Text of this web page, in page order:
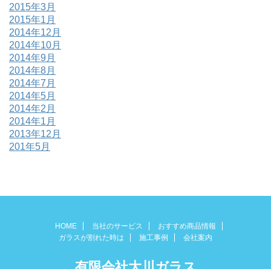
2015年3月
2015年1月
2014年12月
2014年10月
2014年9月
2014年8月
2014年7月
2014年5月
2014年2月
2014年1月
2013年12月
201年5月
HOME 当社のサービス
おすすめ商品情報
ガラスが割れた時は
施工事例 会社案内